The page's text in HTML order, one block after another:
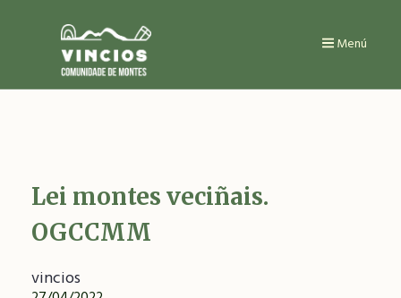
Menú
Lei montes veciñais.
OGCCMM
vincios